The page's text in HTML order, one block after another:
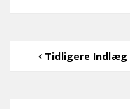
Tidligere Indlæg